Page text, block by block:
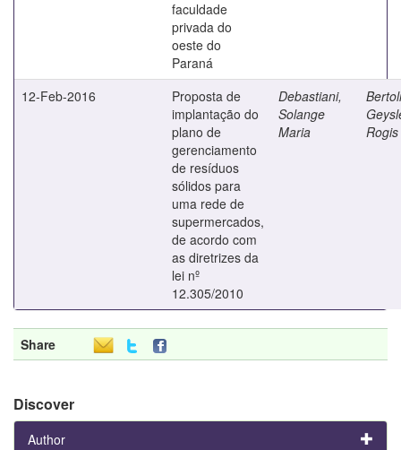
faculdade
privada do
oeste do
Paraná
12-Feb-2016
Proposta de
implantação do
plano de
gerenciamento
de resíduos
sólidos para
uma rede de
supermercados,
de acordo com
as diretrizes da
lei nº
12.305/2010
Debastiani,
Solange
Maria
Share
Discover
Author